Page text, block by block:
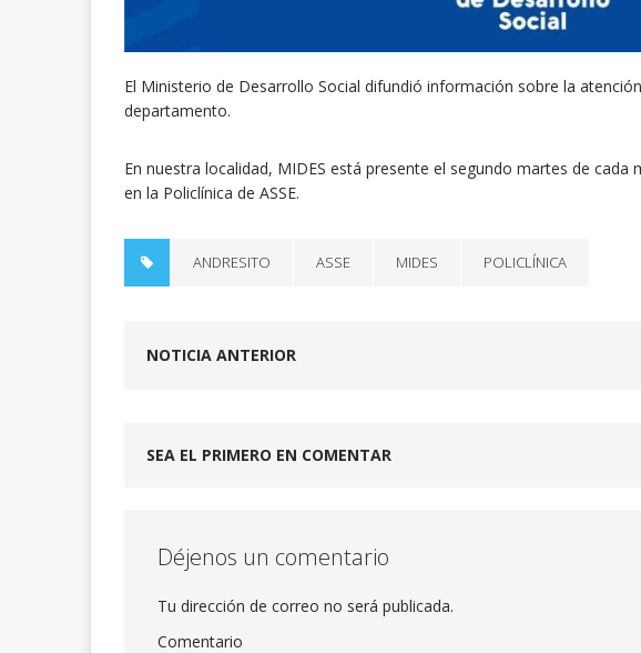
El Ministerio de Desarrollo Social difundió información sobre la
departamento.
En nuestra localidad, MIDES está presente el segundo martes de cada
en la Policlínica de ASSE.
ANDRESITO ASSE MIDES POLICLÍNICA
NOTICIA ANTERIOR
SEA EL PRIMERO EN COMENTAR
Déjenos un comentario
Tu dirección de correo no será publicada.
Comentario